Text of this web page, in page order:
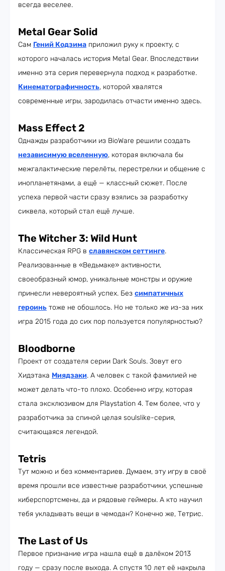
всегда веселее.
Metal Gear Solid
Сам Гений Кодзима приложил руку к проекту, с
которого началась история Metal Gear. Впоследствии
именно эта серия перевернула подход к разработке.
Кинематографичность, которой хвалятся
современные игры, зародилась отчасти именно здесь.
Mass Effect 2
Однажды разработчики из BioWare решили создать
независимую вселенную, которая включала бы
межгалактические перелёты, перестрелки и общение с
инопланетянами, а ещё — классный сюжет. После
успеха первой части сразу взялись за разработку
сиквела, который стал ещё лучше.
The Witcher 3: Wild Hunt
Классическая RPG в славянском сеттинге.
Реализованные в «Ведьмаке» активности,
своеобразный юмор, уникальные монстры и оружие
принесли невероятный успех. Без симпатичных
героинь тоже не обошлось. Но не только же из-за них
игра 2015 года до сих пор пользуется популярностью?
Bloodborne
Проект от создателя серии Dark Souls. Зовут его
Хидэтака Миядзаки. А человек с такой фамилией не
может делать что-то плохо. Особенно игру, которая
стала эксклюзивом для Playstation 4. Тем более, что у
разработчика за спиной целая soulslike-серия,
считающаяся легендой.
Tetris
Тут можно и без комментариев. Думаем, эту игру в своё
время прошли все известные разработчики, успешные
киберспортсмены, да и рядовые геймеры. А кто научил
тебя укладывать вещи в чемодан? Конечно же, Тетрис.
The Last of Us
Первое признание игра нашла ещё в далёком 2013
году — сразу после выхода. А спустя 10 лет её накрыла